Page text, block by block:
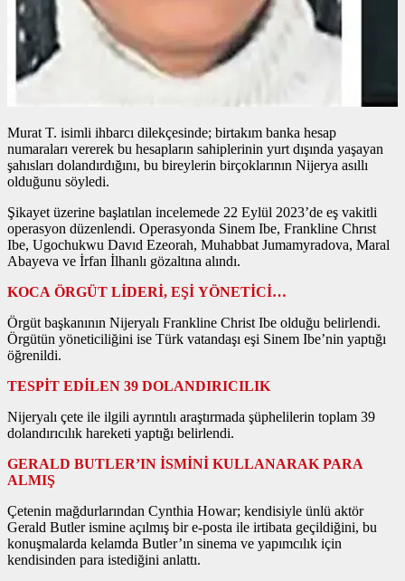
Murat T. isimli ihbarcı dilekçesinde; birtakım banka hesap
numaraları vererek bu hesapların sahiplerinin yurt dışında yaşayan
şahısları dolandırdığını, bu bireylerin birçoklarının Nijerya asıllı
olduğunu söyledi.
Şikayet üzerine başlatılan incelemede 22 Eylül 2023’de eş vakitli
operasyon düzenlendi. Operasyonda Sinem Ibe, Frankline Chrıst
Ibe, Ugochukwu Davıd Ezeorah, Muhabbat Jumamyradova, Maral
Abayeva ve İrfan İlhanlı gözaltına alındı.
KOCA ÖRGÜT LİDERİ, EŞİ YÖNETİCİ…
Örgüt başkanının Nijeryalı Frankline Christ Ibe olduğu belirlendi.
Örgütün yöneticiliğini ise Türk vatandaşı eşi Sinem Ibe’nin yaptığı
öğrenildi.
TESPİT EDİLEN 39 DOLANDIRICILIK
Nijeryalı çete ile ilgili ayrıntılı araştırmada şüphelilerin toplam 39
dolandırıcılık hareketi yaptığı belirlendi.
GERALD BUTLER’IN İSMİNİ KULLANARAK PARA
ALMIŞ
Çetenin mağdurlarından Cynthia Howar; kendisiyle ünlü aktör
Gerald Butler ismine açılmış bir e-posta ile irtibata geçildiğini, bu
konuşmalarda kelamda Butler’ın sinema ve yapımcılık için
kendisinden para istediğini anlattı.